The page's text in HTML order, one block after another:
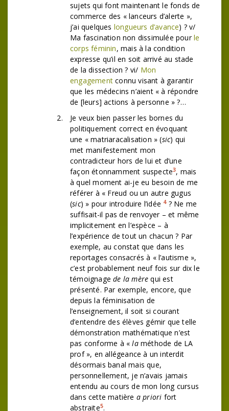
sujets qui font maintenant le fonds de
commerce des « lanceurs d’alerte »,
j’ai quelques longueurs d’avance) ? v/
Ma fascination non dissimulée pourle
corps féminin, mais à la condition
expresse qu’il en soit arrivé au stade
de la dissection ? vi/ Mon
engagement connu visant à garantir
que les médecins n’aient « à répondre
de [leurs] actions à personne » ?…
Je veux bien passer les bornes du
politiquement correct en évoquant
une « matriaracalisation » (sic) qui
met manifestement mon
contradicteur hors de lui et d’une
façon étonnamment suspecte3, mais
à quel moment ai-je eu besoin de me
référer à « Freud ou un autre gugus
(sic) » pour introduire l’idée 4? Ne me
suffisait-il pas de renvoyer – et même
implicitement en l’espèce – à
l’expérience de tout un chacun ? Par
exemple, au constat que dans les
reportages consacrés à « l’autisme »,
c’est probablement neuf fois sur dix le
témoignagede la mère qui est
présenté. Par exemple, encore, que
depuis la féminisation de
l’enseignement, il soit si courant
d’entendre des élèves gémir que telle
démonstration mathématique n’est
pas conforme à «laméthode de LA
prof », en allégeance à un interdit
désormais banal mais que,
personnellement, je n’avais jamais
entendu au cours de mon long cursus
dans cette matière a priori fort
abstraite5.